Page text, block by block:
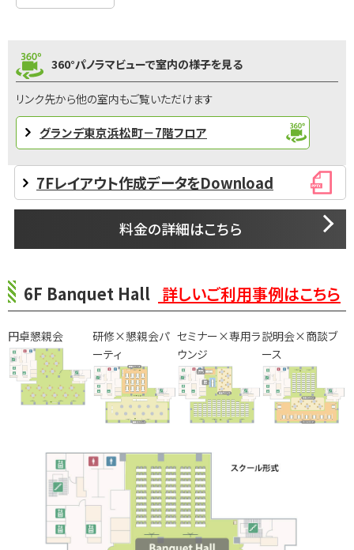
360°パノラマビューで室内の様子を見る
リンク先から他の室内もご覧いただけます
グランデ東京浜松町－7階フロア
7Fレイアウト作成データをDownload
料金の詳細はこちら
6F Banquet Hall 詳しいご利用事例はこちら
円卓懇親会
研修×懇親会パ
ーティ
セミナー×専用ラ
ウンジ
説明会×商談ブ
ース